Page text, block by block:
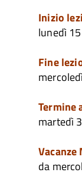
Inizio
lunedì
Fine
Termine
martedì
da